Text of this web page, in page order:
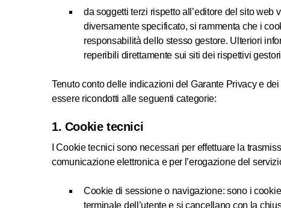
da soggetti terzi rispetto all’editore del sito web
diversamente specificato, si rammenta che i
responsabilità dello stesso gestore. Ulteriori
reperibili direttamente sui siti dei rispettivi
Tenuto conto delle indicazioni del Garante Privacy e
essere ricondotti alle seguenti categorie:
1. Cookie tecnici
I Cookie tecnici sono necessari per effettuare la
comunicazione elettronica e per l’erogazione del
Cookie di sessione o navigazione: sono i
terminale dell’utente e si cancellano con la